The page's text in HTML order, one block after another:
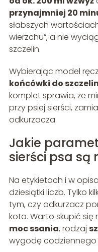
przynajmniej 20
słabszych
wierzchu”, a nie
szczelin.
Wybierając model
końcówki do szczelin
komplet sprawia, że
przy psiej sierści,
odkurzacza.
Jakie
sierści psa są
Na etykietach i w
dziesiątki liczb. Tylko
tym, czy odkurzacz
kota. Warto skupić
moc ssania, rodzaj
wygodę codziennego